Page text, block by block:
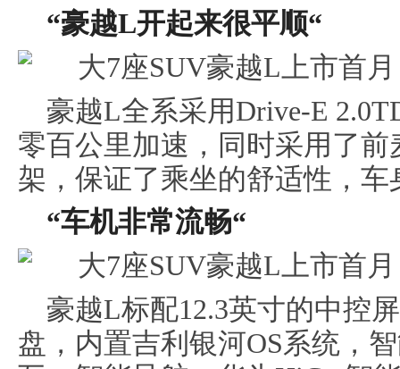
“豪越L开起来很平顺“
豪越L全系采用Drive-E
零百公里加速，同时采用了
架，保证了乘坐的舒适性，车
“车机非常流畅“
豪越L标配12.3英寸的中控
盘，内置吉利银河OS系统，